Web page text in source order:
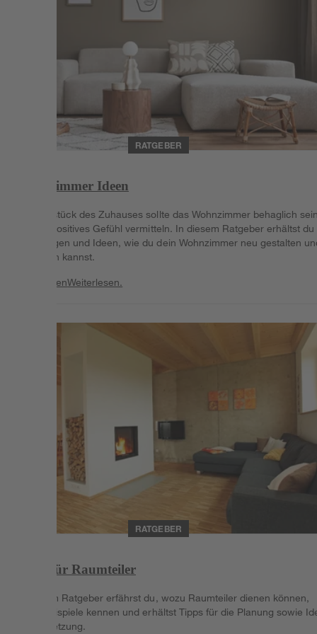
RATGEBER
Wohnzimmer Ideen
Als Herzstück des Zuhauses sollte das Wohnzimmer behaglich
und ein positives Gefühl vermitteln. In diesem Ratgeber erhältst du
Anregungen und Ideen, wie du dein Wohnzimmer neu gestalten
einrichten kannst.
WeiterlesenWeiterlesen.
RATGEBER
Ideen für Raumteiler
In diesem Ratgeber erfährst du, wozu Raumteiler dienen können,
lernst Beispiele kennen und erhältst Tipps für die Planung sowie
zur Umsetzung.